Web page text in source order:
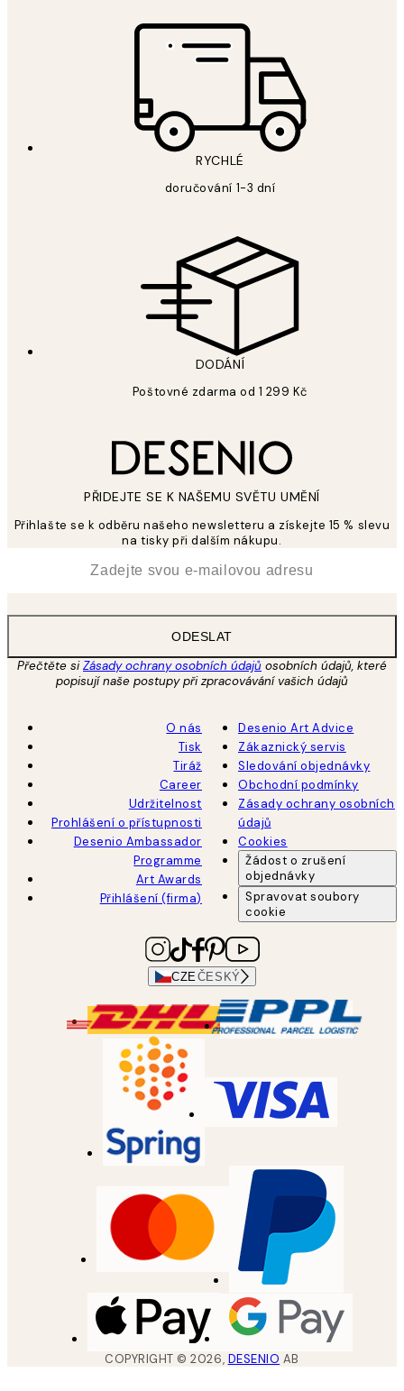
RYCHLÉ
doručování 1-3 dní
DODÁNÍ
Poštovné zdarma od 1 299 Kč
PŘIDEJTE SE K NAŠEMU SVĚTU UMĚNÍ
Přihlašte se k odběru našeho newsletteru a získejte 15 % slevu
na tisky při dalším nákupu.
ODESLAT
Přečtěte siZásady ochrany osobních údajů osobních údajů, které
popisují naše postupy při zpracovávání vašich údajů
O nás
Tisk
Tiráž
Career
Udržitelnost
Prohlášení o přístupnosti
Desenio Ambassador
Programme
Art Awards
Přihlášení (firma)
Desenio Art Advice
Zákaznický servis
Sledování objednávky
Obchodní podmínky
Zásady ochrany osobních
údajů
Cookies
Žádost o zrušení
objednávky
Spravovat soubory
cookie
CZE ČESKÝ
COPYRIGHT ©2026, DESENIO AB